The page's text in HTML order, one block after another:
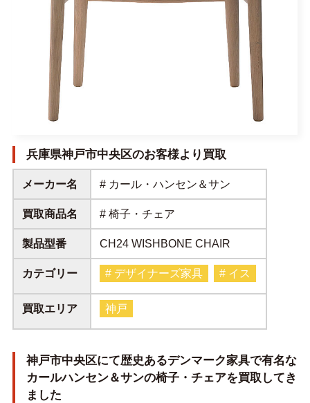
兵庫県神戸市中央区のお客様より買取
メーカー名 # カール・ハンセン＆サン
買取商品名 # 椅子・チェア
製品型番 CH24 WISHBONE CHAIR
カテゴリー # デザイナーズ家具 # イス
買取エリア 神戸
神戸市中央区にて歴史あるデンマーク家具で有名な
カールハンセン＆サンの椅子・チェアを買取してき
ました